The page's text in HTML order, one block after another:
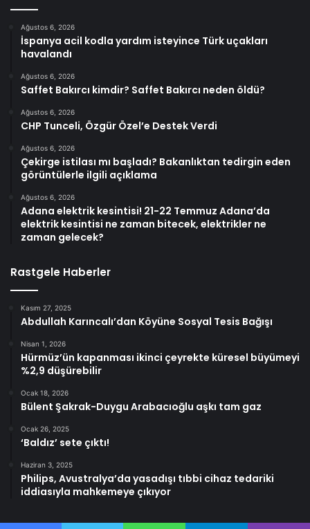
Ağustos 6, 2026
İspanya acil kodla yardım isteyince Türk uçakları
havalandı
Ağustos 6, 2026
Saffet Bakırcı kimdir? Saffet Bakırcı neden öldü?
Ağustos 6, 2026
CHP Tunceli, Özgür Özel’e Destek Verdi
Ağustos 6, 2026
Çekirge istilası mı başladı? Bakanlıktan tedirgin eden
görüntülerle ilgili açıklama
Ağustos 6, 2026
Adana elektrik kesintisi! 21-22 Temmuz Adana’da
elektrik kesintisi ne zaman bitecek, elektrikler ne
zaman gelecek?
Rastgele Haberler
Kasım 27, 2025
Abdullah Karıncalı’dan Köyüne Sosyal Tesis Bağışı
Nisan 1, 2026
Hürmüz’ün kapanması ikinci çeyrekte küresel büyümeyi
%2,9 düşürebilir
Ocak 18, 2026
Bülent Şakrak-Duygu Arabacıoğlu aşkı tam gaz
Ocak 26, 2025
‘Baldız’ sete çıktı!
Haziran 3, 2025
Philips, Avustralya’da yasadışı tıbbi cihaz tedariki
iddiasıyla mahkemeye çıkıyor